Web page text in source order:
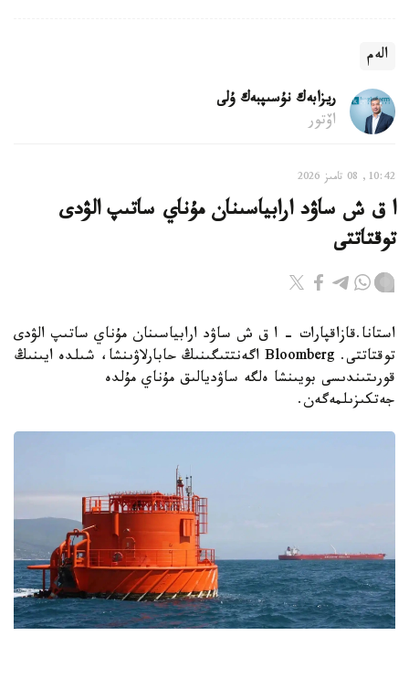
الەم
ريزابەك نۇسىپبەك ۇلى
اۆتور
10:42, 08 تامىز 2026
ا ق ش ساۋد ارابياسىنان مۇناي ساتىپ الۋدى
توقتاتتى
استانا.قازاقپارات - ا ق ش ساۋد ارابياسىنان مۇناي ساتىپ الۋدى
توقتاتتى. Bloomberg اگەنتتىگىنىڭ حابارلاۋىنشا، شىلدە ايىنىڭ
قورىتىندىسى بويىنشا ەلگە ساۋديالىق مۇناي مۇلدە
جەتكىزىلمەگەن.